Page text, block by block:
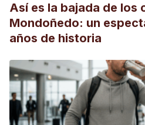
Así es la bajada de los
Mondoñedo: un
años de historia